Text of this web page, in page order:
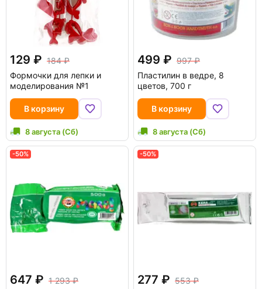
129
184
Формочки для лепки и
моделирования №1
В корзину
8 августа (Сб)
499
997
Пластилин в ведре, 8
цветов, 700 г
В корзину
8 августа (Сб)
-50%
647
1 293
-50%
277
553